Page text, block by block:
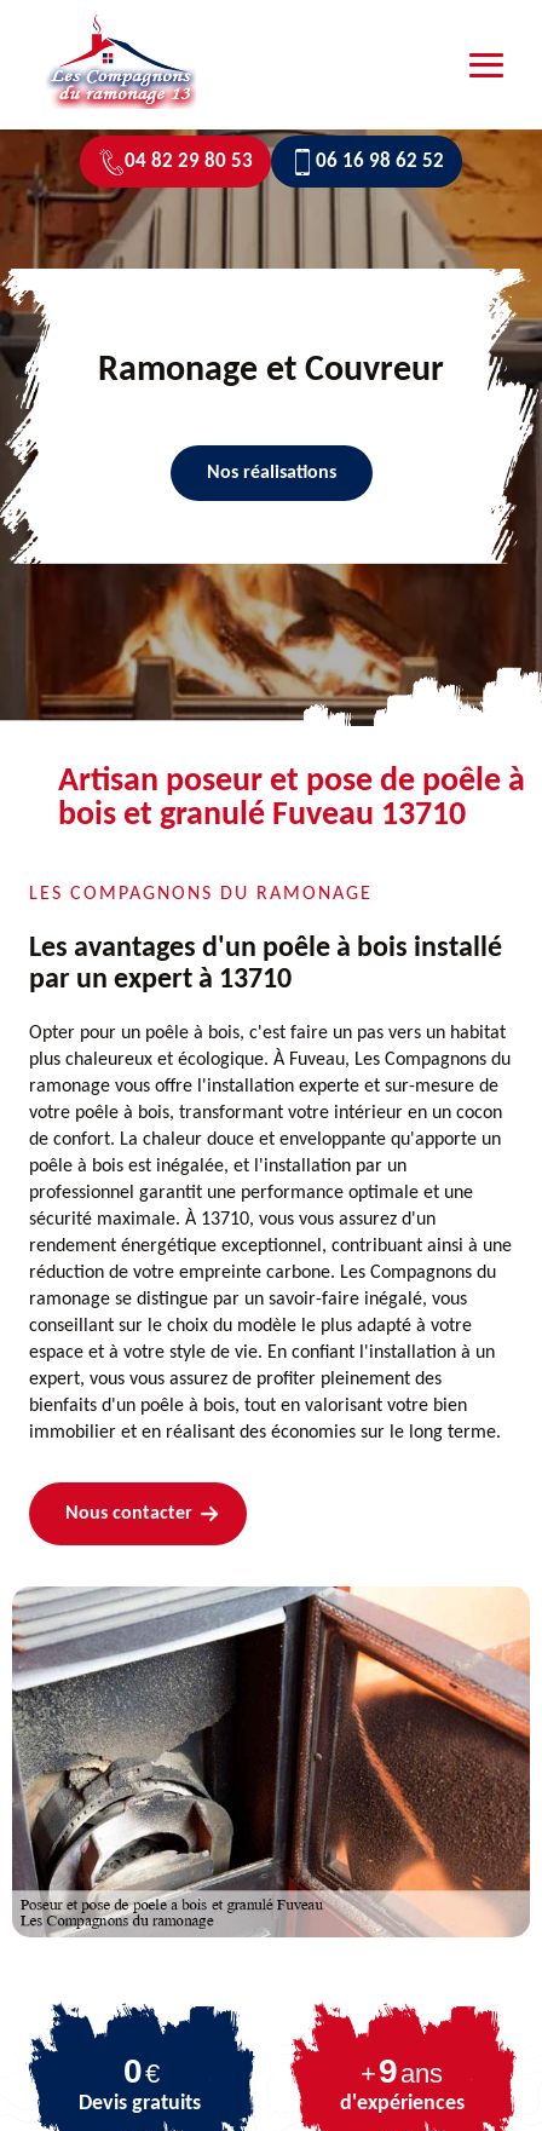
04 82 29 80 53 06 16 98 62 52
Ramonage et Couvreur
Nos réalisations
Artisan poseur et pose de poêle à
bois et granulé Fuveau 13710
LES COMPAGNONS DU RAMONAGE
Les avantages d'un poêle à bois installé
par un expert à 13710
Opter pour un poêle à bois, c'est faire un pas vers un habitat
plus chaleureux et écologique. À Fuveau, Les Compagnons du
ramonage vous offre l'installation experte et sur-mesure de
votre poêle à bois, transformant votre intérieur en un cocon
de confort. La chaleur douce et enveloppante qu'apporte un
poêle à bois est inégalée, et l'installation par un
professionnel garantit une performance optimale et une
sécurité maximale. À 13710, vous vous assurez d'un
rendement énergétique exceptionnel, contribuant ainsi à une
réduction de votre empreinte carbone. Les Compagnons du
ramonage se distingue par un savoir-faire inégalé, vous
conseillant sur le choix du modèle le plus adapté à votre
espace et à votre style de vie. En confiant l'installation à un
expert, vous vous assurez de profiter pleinement des
bienfaits d'un poêle à bois, tout en valorisant votre bien
immobilier et en réalisant des économies sur le long terme.
Nous contacter
0€
Devis gratuits
+9ans
d'expériences